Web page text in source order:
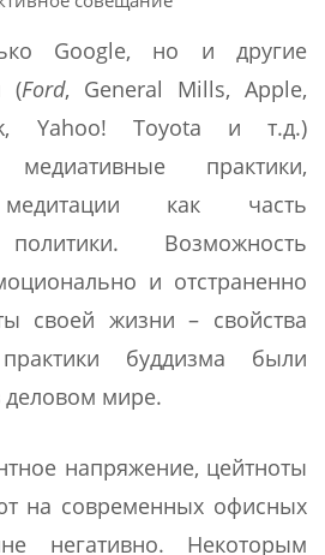
Google, но и другие
(Ford, General Mills, Apple,
Yahoo! Toyota и т.д.)
медиативные практики,
медитации как часть
Возможность
и отстраненно
своей жизни – свойства
буддизма были
мире.
напряжение, цейтноты
на современных офисных
негативно. Некоторым